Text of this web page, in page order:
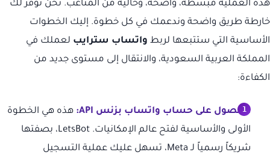
هذه العملية مبسطة، واضحة، وخالية من المتاعب. نحن نوفر لك
خارطة طريق واضحة وندعمك في كل خطوة. إليك الخطوات
الأساسية التي ستتبعها لربط واتساب سترايب لعملك في
المملكة العربية السعودية، والانتقال إلى مستوى جديد من
الكفاءة:
الحصول على حساب واتساب بزنس API:
هذه هي الخطوة
الأولى والأساسية لفتح عالم الإمكانيات. LetsBot، بصفتها
شريكاً رسمياً لـ Meta، تسهل عليك عملية التسجيل